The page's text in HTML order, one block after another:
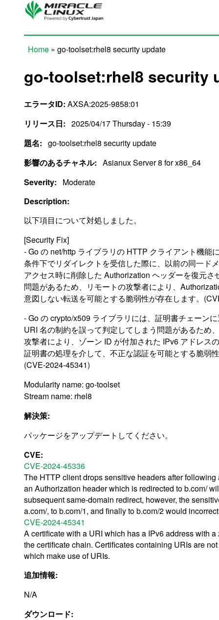
Skip to main content
Home » go-toolset:rhel8 security update
go-toolset:rhel8 security
エラータID: AXSA:2025-9858:01
リリース日: 2025/04/17 Thursday - 15:39
題名: go-toolset:rhel8 security update
影響のあるチャネル: Asianux Server 8 for x86_64
Severity:
Moderate
Description:
以下項目について対処しました。
[Security Fix]
- Go の net/http ライブラリの HTTP クライアント機能
条件下でリダイレクトを受信した際に、以前の同一ド
アクセス時に削除した Authorization ヘッダーを復元さ
問題があるため、リモートの攻撃者により、
意図しない転送を可能とする脆弱性が存在します。
- Go の crypto/x509 ライブラリには、証明書チェーン
URI 名の制約を誤って判定してしまう問題があるため
攻撃者により、ゾーン ID が付加された IPv6 アドレス
証明書の処理を介して、不正な認証を可能とする脆弱
(CVE-2024-45341)
Modularity name: go-toolset
Stream name: rhel8
解決策:
パッケージをアップデートしてください。
CVE:
CVE-2024-45336
The HTTP client drops sensitive headers after
an Authorization header which is redirected to b.com/
subsequent same-domain redirect, however, the
a.com/, to b.com/1, and finally to b.com/2 would
CVE-2024-45341
A certificate with a URI which has a IPv6 address with
the certificate chain. Certificates containing URIs are
which make use of URIs.
追加情報:
N/A
ダウンロード: